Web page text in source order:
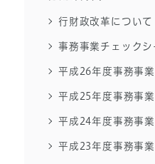
行財政改革について
事務事業チェックシ
平成26年度事務事
平成25年度事務事
平成24年度事務事
平成23年度事務事